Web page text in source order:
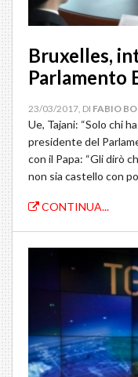
Bruxelles,
Parlamento
23/03/2017, DI FABIO
Ue, Tajani: “Solo chi
presidente del
con il Papa: “Gli dirò
non sia castello con
CONTINUA...